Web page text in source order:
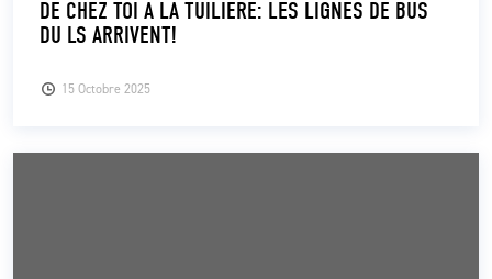
CLUB
15 Octobre 2025
DE CHEZ TOI À LA TUILIÈRE: LES LIGNES DE BUS
DU LS ARRIVENT!